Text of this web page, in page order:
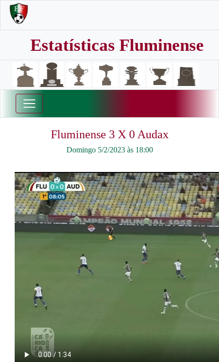
Estatísticas Fluminense
Fluminense 3 X 0 Audax
Domingo 5/2/2023 às 18:00